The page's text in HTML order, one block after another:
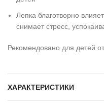
Лепка благотворно
снимает стресс,
Рекомендовано для детей
ХАРАКТЕРИСТИКИ